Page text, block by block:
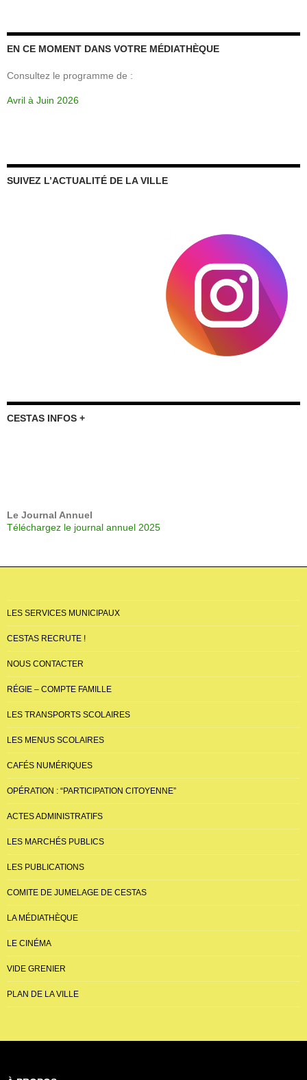
EN CE MOMENT DANS VOTRE MÉDIATHÈQUE
Consultez le programme de :
Avril à Juin 2026
SUIVEZ L’ACTUALITÉ DE LA VILLE
CESTAS INFOS +
Le Journal Annuel
Téléchargez le journal annuel 2025
LES SERVICES MUNICIPAUX
CESTAS RECRUTE !
NOUS CONTACTER
RÉGIE – COMPTE FAMILLE
LES TRANSPORTS SCOLAIRES
LES MENUS SCOLAIRES
CAFÉS NUMÉRIQUES
OPÉRATION : “PARTICIPATION CITOYENNE”
ACTES ADMINISTRATIFS
LES MARCHÉS PUBLICS
LES PUBLICATIONS
COMITE DE JUMELAGE DE CESTAS
LA MÉDIATHÈQUE
LE CINÉMA
VIDE GRENIER
PLAN DE LA VILLE